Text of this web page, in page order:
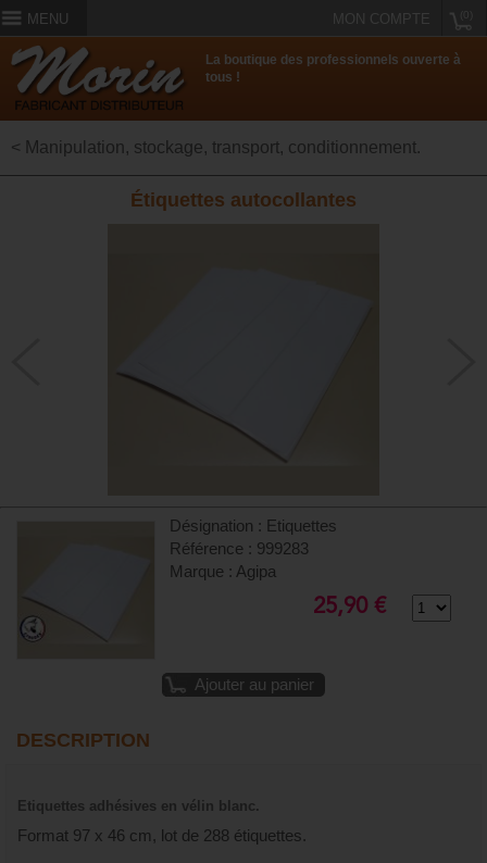
MENU MON COMPTE
La boutique des professionnels ouverte à
tous !
< Manipulation, stockage, transport, conditionnement.
Étiquettes autocollantes
Désignation : Etiquettes
Référence : 999283
Marque : Agipa
25,90 €
Ajouter au panier
DESCRIPTION
Etiquettes adhésives en vélin blanc.
Format 97 x 46 cm, lot de 288 étiquettes.